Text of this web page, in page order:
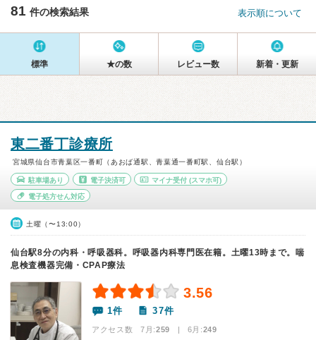
81 件の検索結果 表示順について
標準 ★の数 レビュー数 新着・更新
東二番丁診療所
宮城県仙台市青葉区一番町（あおば通駅、青葉通一番町駅、仙台駅）
駐車場あり 電子決済可 マイナ受付 (スマホ可)
電子処方せん対応
土曜（〜13:00）
仙台駅8分の内科・呼吸器科。呼吸器内科専門医在籍。土曜13時まで。喘
息検査機器完備・CPAP療法
3.56
1件 37件
アクセス数 7月:259 | 6月:249